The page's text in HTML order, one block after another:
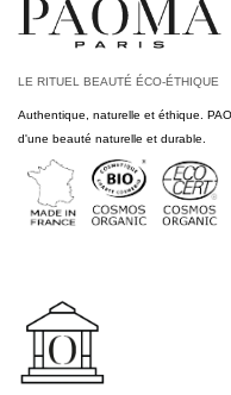
LE RITUEL BEAUTÉ ÉCO-ÉTHIQUE
Authentique, naturelle et éthique.
d'une beauté naturelle et durable.